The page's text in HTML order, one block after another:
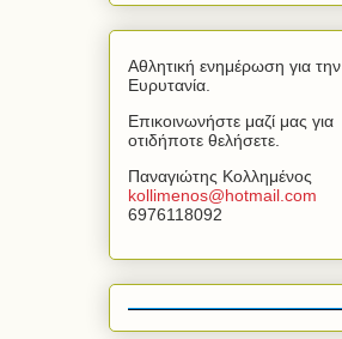
Αθλητική ενημέρωση για την
Ευρυτανία.
Επικοινωνήστε μαζί μας για
οτιδήποτε θελήσετε.
Παναγιώτης Κολλημένος
kollimenos@hotmail com
6976118092